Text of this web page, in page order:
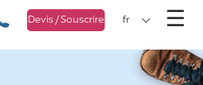
Voyages
1 74 85 50 50
Devis / Souscrire fr ☰